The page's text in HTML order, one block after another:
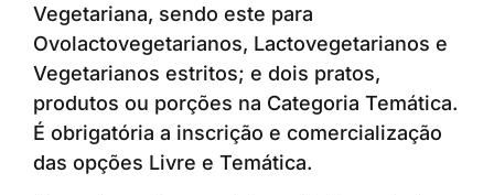
Vegetariana, sendo este para
Ovolactovegetarianos, Lactovegetarianos e
Vegetarianos estritos; e dois pratos,
produtos ou porções na Categoria Temática.
É obrigatória a inscrição e comercialização
das opções Livre e Temática.